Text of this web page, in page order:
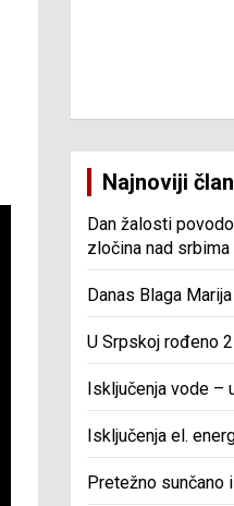
Najnoviji
Dan žalosti
zločina nad srbima
Danas Blaga Marija
U Srpskoj rođeno
Isključenja vode –
Isključenja el.
Pretežno sunčano